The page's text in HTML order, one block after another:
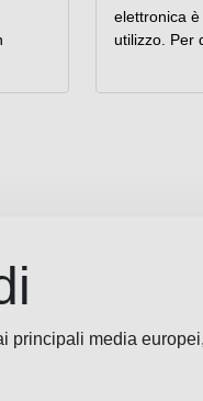
elettronica
utilizzo. Per
principali media